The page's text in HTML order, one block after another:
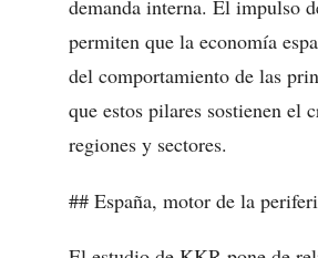
demanda interna. El impulso
permiten que la economía
del comportamiento de las
que estos pilares sostienen el
regiones y sectores.
## España, motor de la